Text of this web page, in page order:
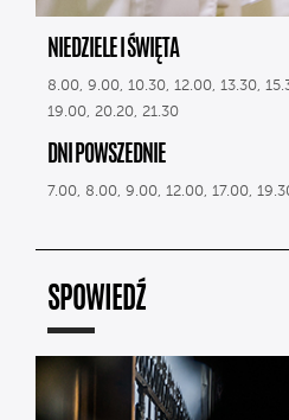
NIEDZIELE I ŚWIĘTA
8.00, 9.00, 10.30, 12.00, 13.30,
19.00, 20.20, 21.30
DNI POWSZEDNIE
7.00, 8.00, 9.00, 12.00, 17.00,
SPOWIEDŹ